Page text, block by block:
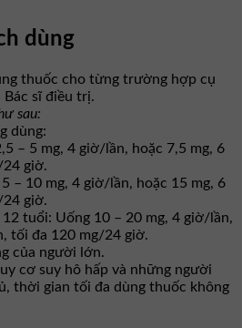
dùng
thuốc cho từng trường hợp cụ
sĩ điều trị.
sau:
dùng:
– 5 mg, 4 giờ/lần, hoặc 7,5 mg, 6
giờ.
– 10 mg, 4 giờ/lần, hoặc 15 mg, 6
giờ.
tuổi: Uống 10 – 20 mg, 4 giờ/lần,
tối đa 120 mg/24 giờ.
của người lớn.
cơ suy hô hấp và những người
thời gian tối đa dùng thuốc không